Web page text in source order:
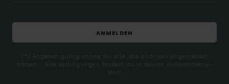
ANMELDEN
(*) Angebot gültig online für alle, die sich neu angemeldet
haben - Alle Bedingungen findest du in deiner Willkommens-
Mail